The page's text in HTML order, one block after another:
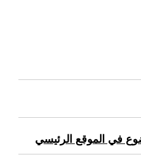
في الموقع الرئيسي